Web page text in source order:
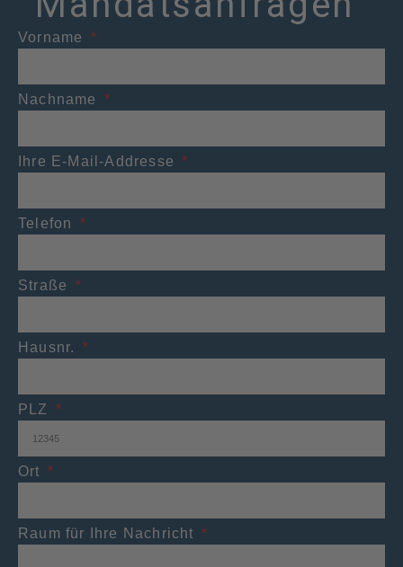
Vorname
Nachname
Ihre E-Mail-Addresse
Telefon
Straße
Hausnr.
PLZ
Ort
Raum für Ihre Nachricht